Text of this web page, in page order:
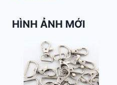
HÌNH ẢNH MỚI